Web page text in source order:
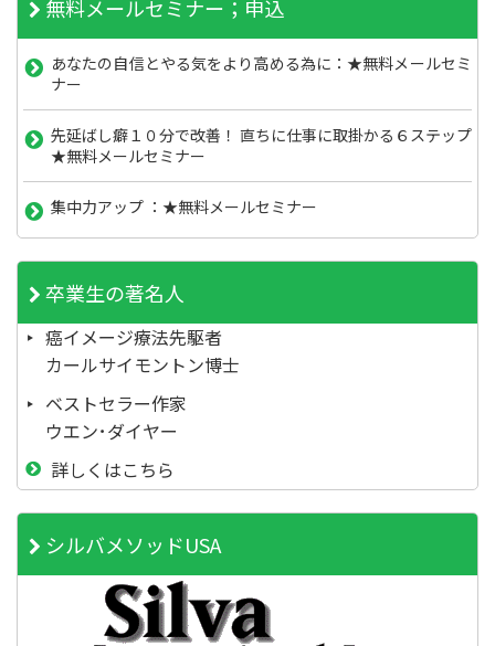
無料メールセミナー；申込
あなたの自信とやる気をより高める為に：★無料メールセミ
ナー
先延ばし癖１０分で改善！ 直ちに仕事に取掛かる６ステップ
★無料メールセミナー
集中力アップ ：★無料メールセミナー
卒業生の著名人
癌イメージ療法先駆者
カールサイモントン博士
ベストセラー作家
ウエン･ダイヤー
詳しくはこちら
シルバメソッドUSA